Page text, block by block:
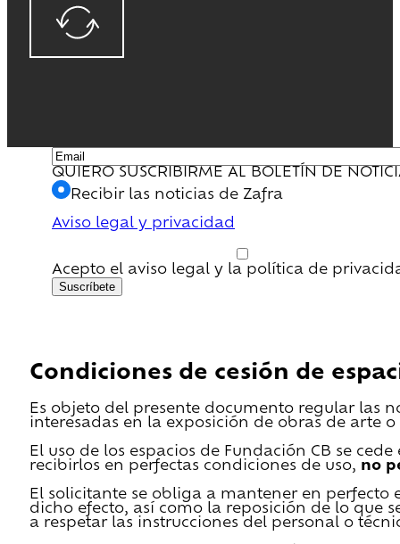
QUIERO SUSCRIBIRME AL BOLETÍN DE
Recibir las noticias de Zafra
Aviso legal y privacidad
Acepto el aviso legal y la política de
Suscríbete
Condiciones de cesión de
Es objeto del presente documento regular las
interesadas en la exposición de obras de arte
El uso de los espacios de Fundación CB se
recibirlos en perfectas condiciones de uso, no
El solicitante se obliga a mantener en perfecto
dicho efecto, así como la reposición de lo que
a respetar las instrucciones del personal o